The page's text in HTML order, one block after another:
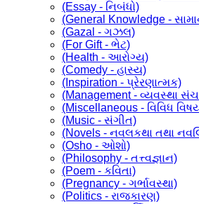
(Essay - નિબંધો)
(General Knowledge -
(Gazal - ગઝલ)
(For Gift - ભેટ)
(Health - આરોગ્ય)
(Comedy - હાસ્ય)
(Inspiration - પ્રેરણાત્મક)
(Management - વ્યવસ્થા
(Miscellaneous - વિવિધ
(Music - સંગીત)
(Novels - નવલકથા તથા
(Osho - ઓશો)
(Philosophy - તત્ત્વજ્ઞાન)
(Poem - કવિતા)
(Pregnancy - ગર્ભાવસ્થા)
(Politics - રાજકારણ)